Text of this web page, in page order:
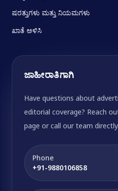
ಷರತ್ತುಗಳು ಮತ್ತು ನಿಯಮಗಳು
ಖಾತೆ ಅಳಿಸಿ
ಜಾಹೀರಾತಿಗಾಗಿ
Have questions about
editorial coverage? Reach
page or call our team directly.
Phone
+91-9880106858